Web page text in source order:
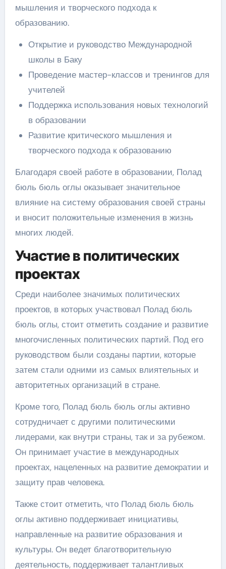
мышления и творческого подхода к
образованию.
Открытие и руководство Международной
школы в Баку
Проведение мастер-классов и тренингов для
учителей
Поддержка использования новых технологий
в образовании
Развитие критического мышления и
творческого подхода к образованию
Благодаря своей работе в образовании, Полад
бюль бюль оглы оказывает значительное
влияние на систему образования своей страны
и вносит положительные изменения в жизнь
многих людей.
Участие в политических
проектах
Среди наиболее значимых политических
проектов, в которых участвовал Полад бюль
бюль оглы, стоит отметить создание и развитие
многочисленных политических партий. Под его
руководством были созданы партии, которые
затем стали одними из самых влиятельных и
авторитетных организаций в стране.
Кроме того, Полад бюль бюль оглы активно
сотрудничает с другими политическими
лидерами, как внутри страны, так и за рубежом.
Он принимает участие в международных
проектах, нацеленных на развитие демократии и
защиту прав человека.
Также стоит отметить, что Полад бюль бюль
оглы активно поддерживает инициативы,
направленные на развитие образования и
культуры. Он ведет благотворительную
деятельность, поддерживает талантливых